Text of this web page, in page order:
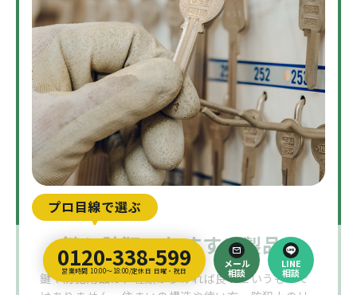
0120-338-599
営業時間 10:00～18:00/定休日 日曜・祝日
メール
相談
LINE
相談
プロ目線で選ぶ
鍵と防犯のおすすめ製品
鍵や防犯用品は、種類が多ければ良いというもので